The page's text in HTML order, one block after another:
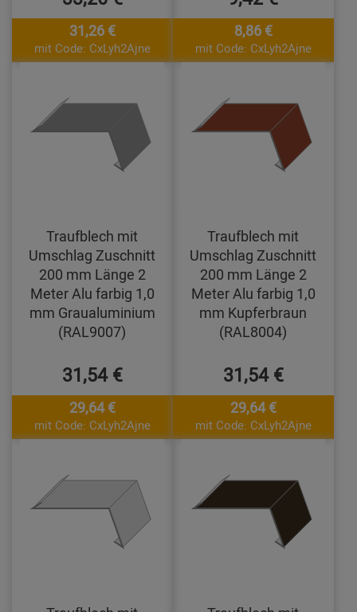
31,26 €
mit Code: CxLyh2Ajne
8,86 €
mit Code: CxLyh2Ajne
Traufblech mit
Umschlag Zuschnitt
200 mm Länge 2
Meter Alu farbig 1,0
mm Graualuminium
(RAL9007)
31,54 €
29,64 €
mit Code: CxLyh2Ajne
Traufblech mit
Umschlag Zuschnitt
200 mm Länge 2
Meter Alu farbig 1,0
mm Kupferbraun
(RAL8004)
31,54 €
29,64 €
mit Code: CxLyh2Ajne